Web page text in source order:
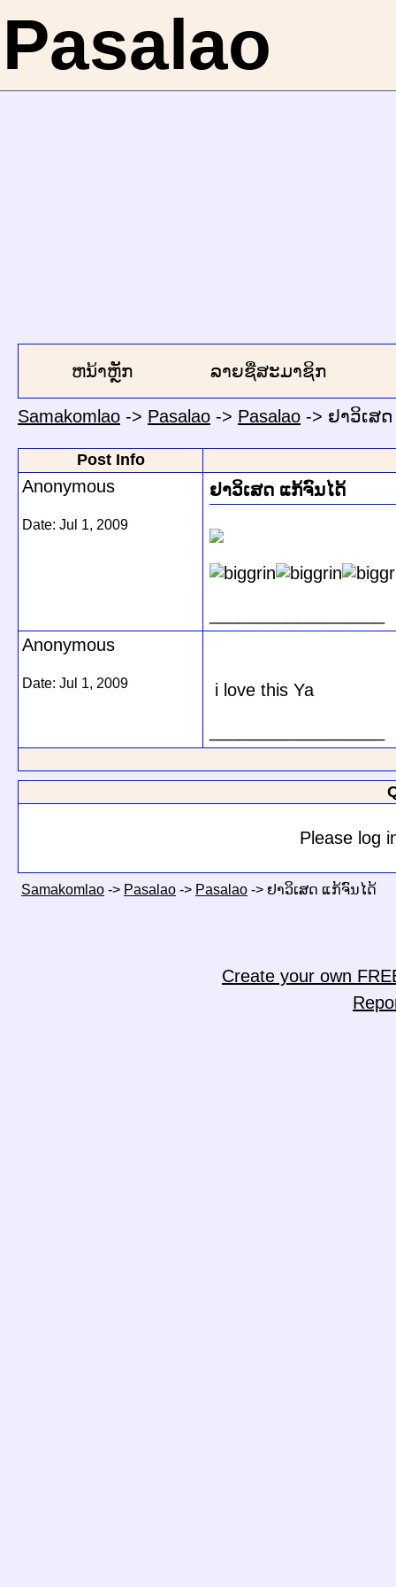
Pasalao
ຫນ້າຫຼັກ ລາຍຊື່ສະມາຊິກ
Samakomlao -> Pasalao -> Pasalao -> ຢາວິເສ
Post Info
Anonymous
Date: Jul 1, 2009
ຢາວິເສດ ແກ້ຈົນໄດ້
Anonymous
Date: Jul 1, 2009 i love this Ya
Please log
Samakomlao -> Pasalao -> Pasalao -> ຢາວິເສດ ແກ້ຈົນໄດ້
Create your own